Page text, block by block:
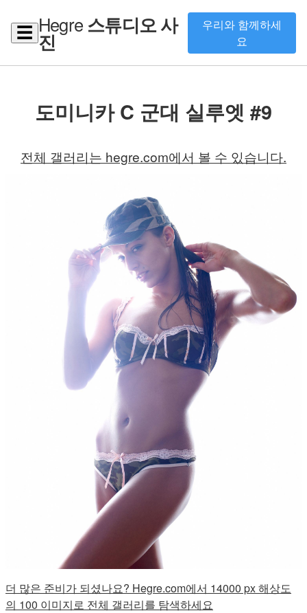
☰ Hegre스튜디오 사
진
우리와 함께하세
요
도미니카 C 군대 실루엣 #9
전체 갤러리는 hegre.com에서 볼 수 있습니다.
더 많은 준비가 되셨나요? Hegre.com에서 14000 px 해상도
의 100 이미지로 전체 갤러리를 탐색하세요